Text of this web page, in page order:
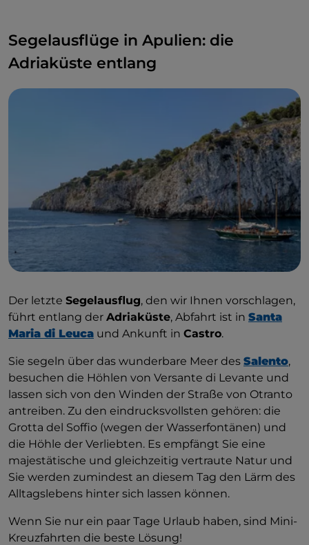
Segelausflüge in Apulien: die
Adriaküste entlang
Der letzte Segelausflug, den wir Ihnen vorschlagen,
führt entlang der Adriaküste, Abfahrt ist in Santa
Maria di Leuca und Ankunft in Castro.
Sie segeln über das wunderbare Meer des Salento,
besuchen die Höhlen von Versante di Levante und
lassen sich von den Winden der Straße von Otranto
antreiben. Zu den eindrucksvollsten gehören: die
Grotta del Soffio (wegen der Wasserfontänen) und
die Höhle der Verliebten. Es empfängt Sie eine
majestätische und gleichzeitig vertraute Natur und
Sie werden zumindest an diesem Tag den Lärm des
Alltagslebens hinter sich lassen können.
Wenn Sie nur ein paar Tage Urlaub haben, sind Mini-
Kreuzfahrten die beste Lösung!